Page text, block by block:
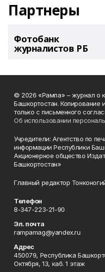
Партнеры
Фотобанк
журналистов РБ
© 2026 «Рампа» – журнал о
Башкортостан.
только с письменного
Об использовании
Учредители: Агентство по
информации Республики
Акционерное общество
Башкортостан»
Главный редактор
Телефон
8-347-223-21-90
Эл. почта
rampamag@yandex.ru
Адрес
450079, Республика
Октября, 13, каб. 1 этаж